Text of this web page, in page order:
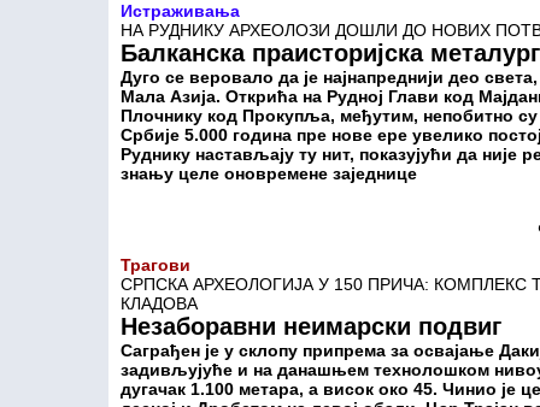
Истраживања
НА РУДНИКУ АРХЕОЛОЗИ ДОШЛИ ДО НОВИХ
Балканска праисторијска
Дуго се веровало да је најнапреднији део
Мала Азија. Открића на Рудној Глави код
Плочнику код Прокупља, међутим, непобитно
Србије 5.000 година пре нове ере увелико
Руднику настављају ту нит, показујући да није
знању целе оновремене заједнице
Трагови
СРПСКА АРХЕОЛОГИЈА У 150 ПРИЧА:
КЛАДОВА
Незаборавни неимарски подвиг
Саграђен је у склопу припрема за освајање
задивљујуће и на данашњем технолошком
дугачак 1.100 метара, а висок око 45. Чинио је